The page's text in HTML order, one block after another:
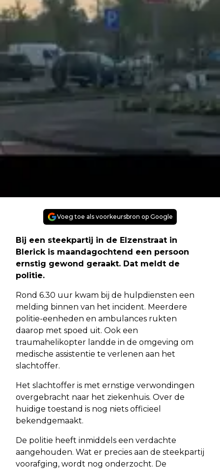
Voeg toe als voorkeursbron op Google
Bij een steekpartij in de Elzenstraat in
Blerick is maandagochtend een persoon
ernstig gewond geraakt. Dat meldt de
politie.
Rond 6.30 uur kwam bij de hulpdiensten een
melding binnen van het incident. Meerdere
politie-eenheden en ambulances rukten
daarop met spoed uit. Ook een
traumahelikopter landde in de omgeving om
medische assistentie te verlenen aan het
slachtoffer.
Het slachtoffer is met ernstige verwondingen
overgebracht naar het ziekenhuis. Over de
huidige toestand is nog niets officieel
bekendgemaakt.
De politie heeft inmiddels een verdachte
aangehouden. Wat er precies aan de steekpartij
voorafging, wordt nog onderzocht. De